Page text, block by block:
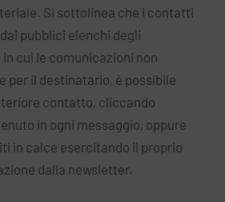
Si sottolinea che i contatti
pubblici elenchi degli
cui le comunicazioni non
per il destinatario, è possibile
contatto, cliccando
in ogni messaggio, oppure
in calce esercitando il proprio
dalla newsletter.